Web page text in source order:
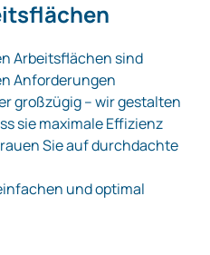
Arbeitsflächen sind
Anforderungen
großzügig – wir gestalten
sie maximale Effizienz
Sie auf durchdachte
und optimal